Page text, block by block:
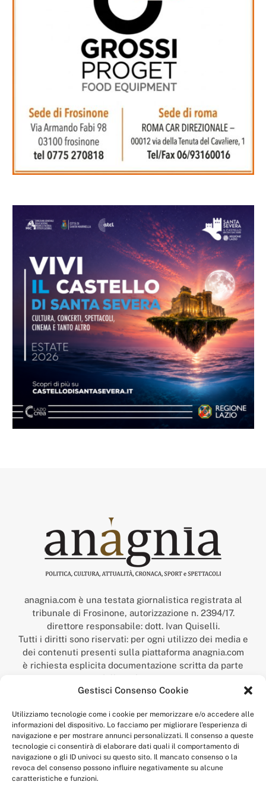
Gestisci Consenso Cookie
Utilizziamo tecnologie come i cookie per memorizzare e/o accedere alle
informazioni del dispositivo. Lo facciamo per migliorare l'esperienza di
navigazione e per mostrare annunci personalizzati. Il consenso a queste
tecnologie ci consentirà di elaborare dati quali il comportamento di
navigazione o gli ID univoci su questo sito. Il mancato consenso o la
revoca del consenso possono influire negativamente su alcune
caratteristiche e funzioni.
anagnia.com è una testata giornalistica registrata al
tribunale di Frosinone, autorizzazione n. 2394/17.
direttore responsabile: dott. Ivan Quiselli.
Tutti i diritti sono riservati: per ogni utilizzo dei media e
dei contenuti presenti sulla piattaforma anagnia.com
è richiesta esplicita documentazione scritta da parte
della redazione.
“Anagnia” è un marchio registrato presso l’Ufficio Italiano
Economico,
num. registrazione: 302017000014044 del 9 febbraio 2017.
Per contatti:redazione@anagnia.com